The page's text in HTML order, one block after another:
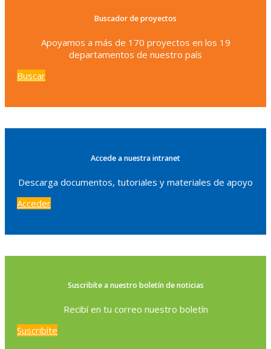
Buscador de proyectos
Apoyamos a más de 170 proyectos en los 19
departamentos de nuestro país
Buscar
Accede a nuestra intranet
Descarga documentos, tutoriales y materiales de apoyo
Acceder
Suscribíte a nuestro boletín de noticias
Recibí en tu correo nuestro boletín
Suscribíte